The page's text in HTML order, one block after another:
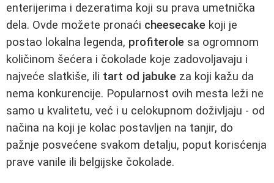
enterijerima i dezeratima koji su prava umetnička
dela. Ovde možete pronaći cheesecake koji je
postao lokalna legenda, profiterole sa ogromnom
količinom šećera i čokolade koje zadovoljavaju i
najveće slatkiše, ili tart od jabuke za koji kažu da
nema konkurencije. Popularnost ovih mesta leži ne
samo u kvalitetu, već i u celokupnom doživljaju - od
načina na koji je kolac postavljen na tanjir, do
pažnje posvećene svakom detalju, poput korisćenja
prave vanile ili belgijske čokolade.